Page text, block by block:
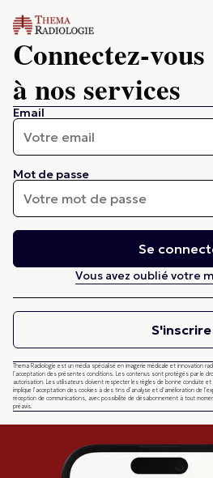
Connectez-vous
à nos services
Email
Mot de passe
Se
Vous avez oublié votre
S'inscrire
Thema Radiologie est un média spécialisé en imagerie médicale et innovation
l’acceptation des présentes conditions. Les contenus sont protégés par le
autorisation. Les utilisateurs doivent respecter les règles de bonne conduite et
implique l’acceptation des cookies à des fins d’analyse et d’amélioration de
réception de communications, avec possibilité de désabonnement à tout
préavis.